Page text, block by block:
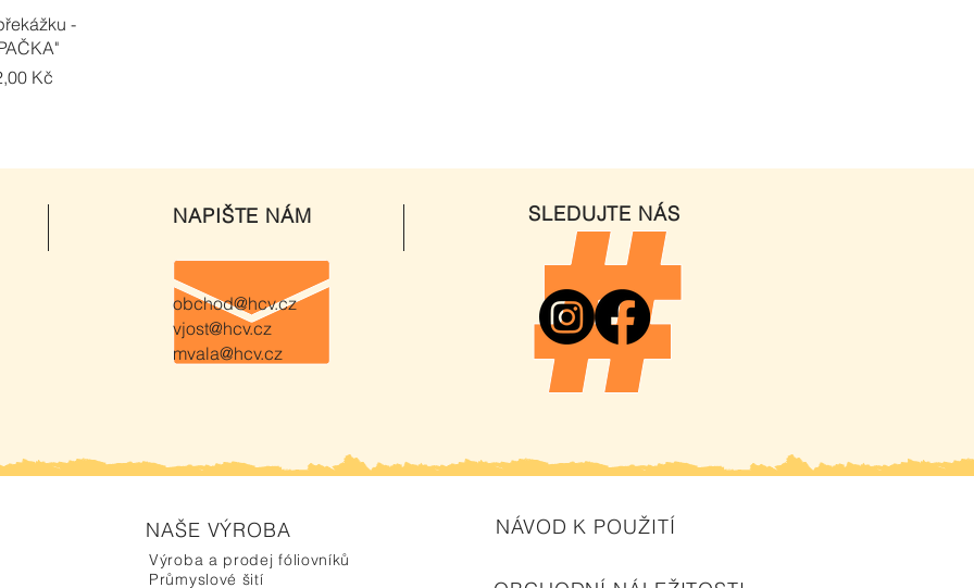
náhled
-
Kč
NAPIŠTE NÁM
obchod@hcv.cz
vjost@hcv.cz
mvala@hcv.cz
SLEDUJTE NÁS
NAŠE VÝROBA
Výroba a prodej fóliovníků
Průmyslové šití
NÁVOD K POUŽITÍ